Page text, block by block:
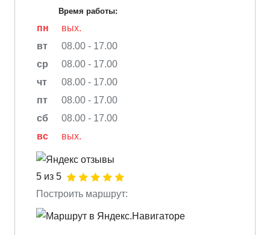
Время работы:
пн
вых.
вт
08.00 - 17.00
ср
08.00 - 17.00
чт
08.00 - 17.00
пт
08.00 - 17.00
сб
08.00 - 17.00
вс
вых.
5 из 5
Построить маршрут: